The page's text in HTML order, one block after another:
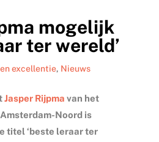
mogelijk
ter wereld’
excellentie, Nieuws
Jasper Rijpma van het
Noord is
titel ‘beste leraar ter